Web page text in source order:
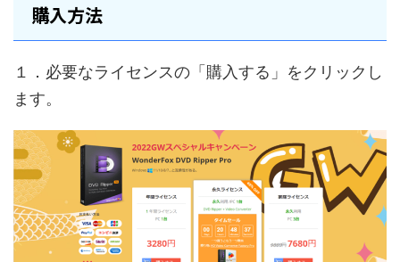
購入方法
１．必要なライセンスの「購入する」をクリックし
ます。